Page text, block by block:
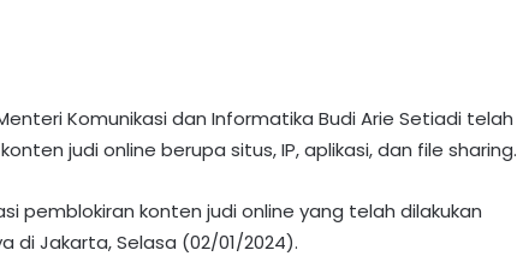
Komunikasi dan Informatika Budi Arie Setiadi telah
judi online berupa situs, IP, aplikasi, dan file sharing.
pemblokiran konten judi online yang telah dilakukan
di Jakarta, Selasa (02/01/2024).